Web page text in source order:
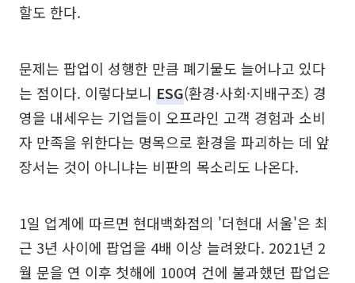
할도 한다.
문제는 팝업이 성행한 만큼 폐기물도 늘어나고 있다
는 점이다. 이렇다보니 ESG(환경·사회·지배구조) 경
영을 내세우는 기업들이 오프라인 고객 경험과 소비
자 만족을 위한다는 명목으로 환경을 파괴하는 데 앞
장서는 것이 아니냐는 비판의 목소리도 나온다.
1일 업계에 따르면 현대백화점의 '더현대 서울'은 최
근 3년 사이에 팝업을 4배 이상 늘려왔다. 2021년 2
월 문을 연 이후 첫해에 100여 건에 불과했던 팝업은